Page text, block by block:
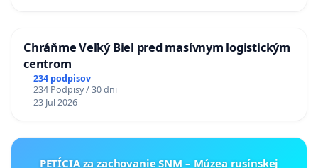
Chráňme Veľký Biel pred masívnym logistickým
centrom
234 podpisov
234 Podpisy / 30 dni
23 Jul 2026
PETÍCIA za zachovanie SNM – Múzea rusínskej